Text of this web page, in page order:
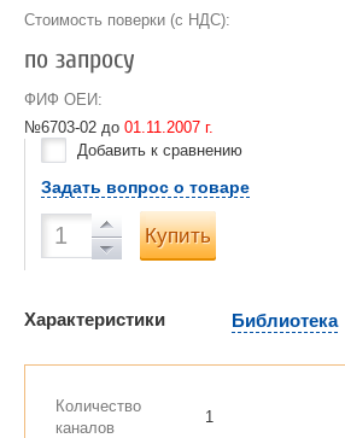
Стоимость поверки (с НДС):
по запросу
ФИФ ОЕИ:
№6703-02 до 01.11.2007 г.
Добавить к сравнению
Задать вопрос о товаре
Купить
Характеристики Библиотека
Количество
каналов
1